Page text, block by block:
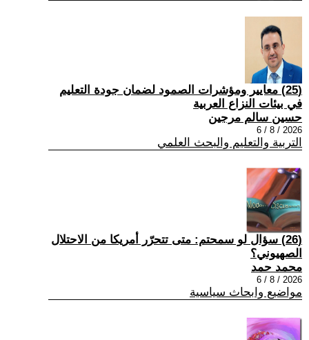
(25) معايير ومؤشرات الصمود لضمان جودة التعليم
في بيئات النزاع العربية
حسين سالم مرجين
2026 / 8 / 6
التربية والتعليم والبحث العلمي
(26) سؤال لو سمحتم: متى تتحرّر أمريكا من الاحتلال
الصهيوني؟
محمد حمد
2026 / 8 / 6
مواضيع وابحاث سياسية